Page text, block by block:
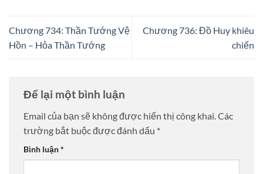
Chương 734: Thần Tướng Vệ
Hồn – Hỏa Thần Tướng
Chương 736: Đồ Huy khiêu
chiến
Để lại một bình luận
Email của bạn sẽ không được hiển thị công khai.Các
trường bắt buộc được đánh dấu *
Bình luận*